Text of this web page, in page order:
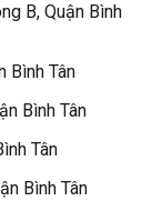
B, Quận Bình
Bình Tân
Bình Tân
Tân
Bình Tân